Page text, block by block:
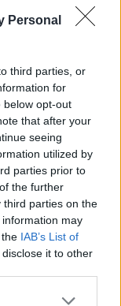
Personal
third parties, or
for
below opt-out
that after your
seeing
utilized by
parties prior to
the further
third parties on the
information may
IAB’s List of
it to other